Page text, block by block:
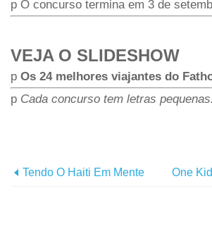
p O concurso termina em 3 de
VEJA O SLIDESHOW
p Os 24 melhores viajantes do
p Cada concurso tem letras
Tendo O Haiti Em Mente One Kid, Um